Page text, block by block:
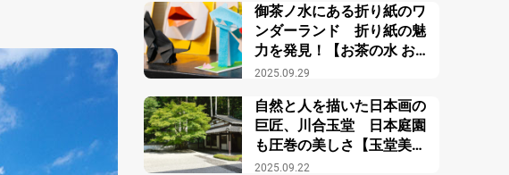
2025.09.29
御茶ノ水にある折り紙のワ
ンダーランド 折り紙の魅
力を発見！【お茶の水 おり
がみ会館】
2025.09.22
自然と人を描いた日本画の
巨匠、川合玉堂 日本庭園
も圧巻の美しさ【玉堂美術
館】